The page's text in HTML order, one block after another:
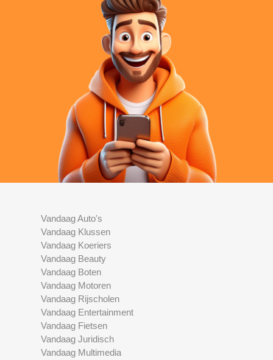
Vandaag Auto's
Vandaag Klussen
Vandaag Koeriers
Vandaag Beauty
Vandaag Boten
Vandaag Motoren
Vandaag Rijscholen
Vandaag Entertainment
Vandaag Fietsen
Vandaag Juridisch
Vandaag Multimedia